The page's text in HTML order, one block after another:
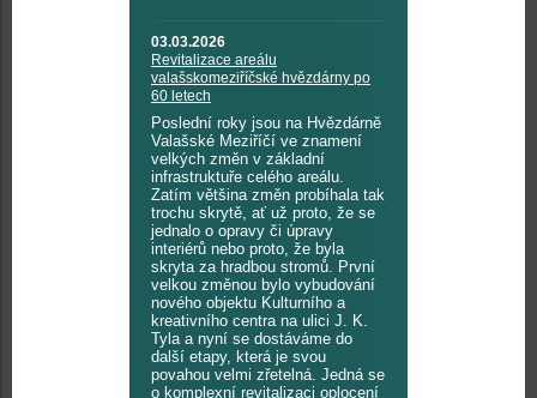
03.03.2026
Revitalizace areálu
valašskomeziříčské hvězdárny po
60 letech
Poslední roky jsou na Hvězdárně
Valašské Meziříčí ve znamení
velkých změn v základní
infrastruktuře celého areálu.
Zatím většina změn probíhala tak
trochu skrytě, ať už proto, že se
jednalo o opravy či úpravy
interiérů nebo proto, že byla
skryta za hradbou stromů. První
velkou změnou bylo vybudování
nového objektu Kulturního a
kreativního centra na ulici J. K.
Tyla a nyní se dostáváme do
další etapy, která je svou
povahou velmi zřetelná. Jedná se
o komplexní revitalizaci oplocení